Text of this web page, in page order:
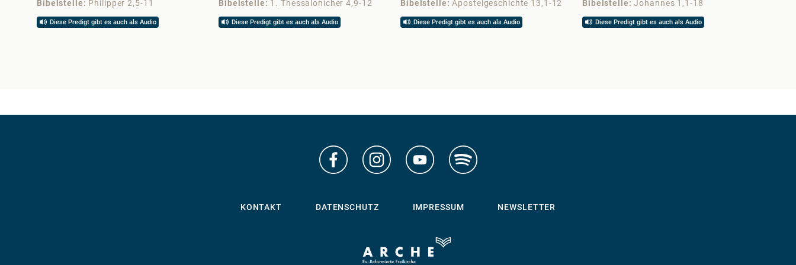
Bibelstelle Philipper 2,5-11
Diese Predigt gibt es auch als Audio
Bibelstelle 1. Thessalonicher 4,9-12
Diese Predigt gibt es auch als Audio
Bibelstelle Apostelgeschichte 13,1-12
Diese Predigt gibt es auch als Audio
Bibelstelle Johannes 1,1-18
Diese Predigt gibt es auch als Audio
KONTAKT DATENSCHUTZ IMPRESSUM NEWSLETTER